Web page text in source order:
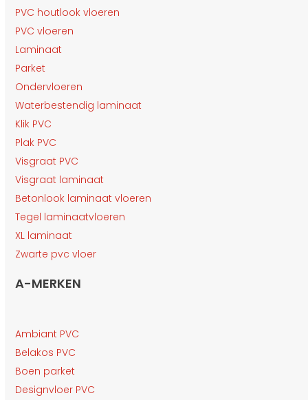
PVC houtlook vloeren
PVC vloeren
Laminaat
Parket
Ondervloeren
Waterbestendig laminaat
Klik PVC
Plak PVC
Visgraat PVC
Visgraat laminaat
Betonlook laminaat vloeren
Tegel laminaatvloeren
XL laminaat
Zwarte pvc vloer
A-MERKEN
Ambiant PVC
Belakos PVC
Boen parket
Designvloer PVC